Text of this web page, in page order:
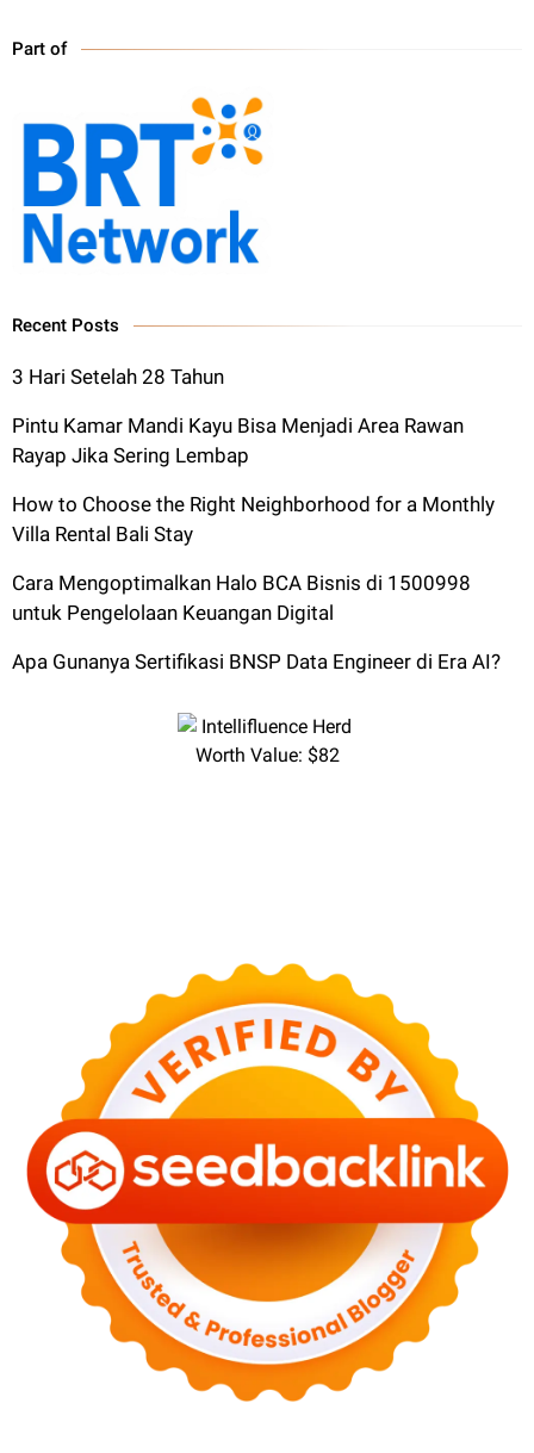
Part of
Recent Posts
3 Hari Setelah 28 Tahun
Pintu Kamar Mandi Kayu Bisa Menjadi Area Rawan
Rayap Jika Sering Lembap
How to Choose the Right Neighborhood for a Monthly
Villa Rental Bali Stay
Cara Mengoptimalkan Halo BCA Bisnis di 1500998
untuk Pengelolaan Keuangan Digital
Apa Gunanya Sertifikasi BNSP Data Engineer di Era AI?